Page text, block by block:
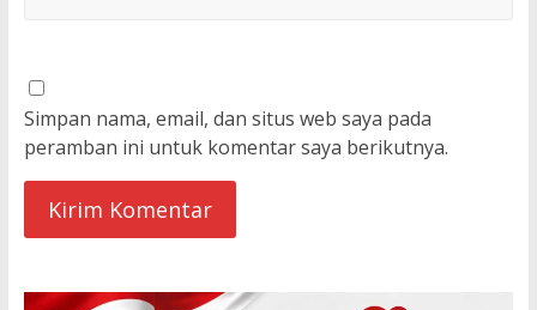
Simpan nama, email, dan situs web saya pada
peramban ini untuk komentar saya berikutnya.